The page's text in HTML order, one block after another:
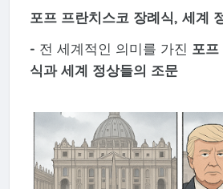
포프 프란치스코 장례식, 세계
- 전 세계적인 의미를 가진 포프
식과 세계 정상들의 조문